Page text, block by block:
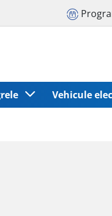
Vehicule